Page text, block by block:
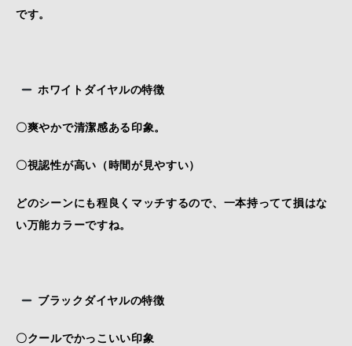
です。
ホワイトダイヤルの特徴
〇爽やかで清潔感ある印象。
〇視認性が高い（時間が見やすい）
どのシーンにも程良くマッチするので、 一本持ってて損はな
い万能カラーですね。
ブラックダイヤルの特徴
〇クールでかっこいい印象